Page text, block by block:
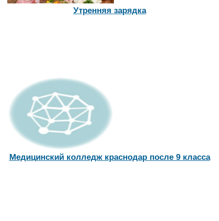
Утренняя зарядка
Медицинский колледж краснодар после 9 класса